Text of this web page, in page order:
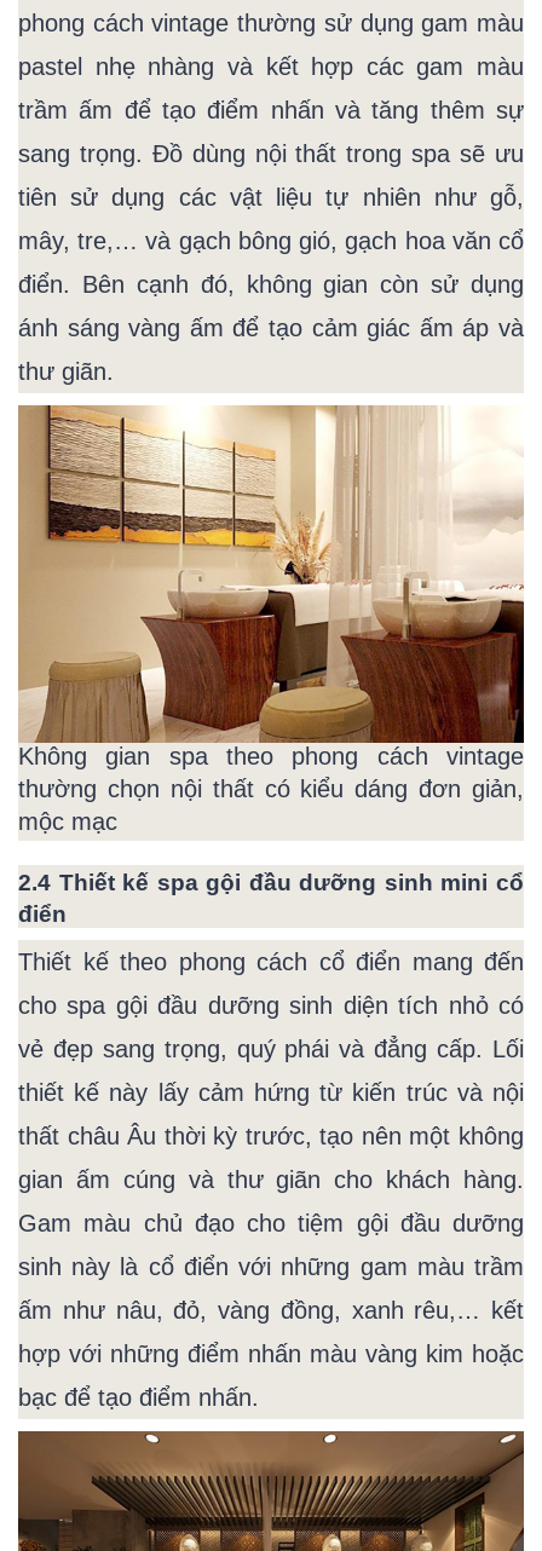
phong cách vintage thường sử dụng gam màu
pastel nhẹ nhàng và kết hợp các gam màu
trầm ấm để tạo điểm nhấn và tăng thêm sự
sang trọng. Đồ dùng nội thất trong spa sẽ ưu
tiên sử dụng các vật liệu tự nhiên như gỗ,
mây, tre,… và gạch bông gió, gạch hoa văn cổ
điển. Bên cạnh đó, không gian còn sử dụng
ánh sáng vàng ấm để tạo cảm giác ấm áp và
thư giãn.
Không gian spa theo phong cách vintage
thường chọn nội thất có kiểu dáng đơn giản,
mộc mạc
2.4 Thiết kế spa gội đầu dưỡng sinh mini cổ
điển
Thiết kế theo phong cách cổ điển mang đến
cho spa gội đầu dưỡng sinh diện tích nhỏ có
vẻ đẹp sang trọng, quý phái và đẳng cấp. Lối
thiết kế này lấy cảm hứng từ kiến trúc và nội
thất châu Âu thời kỳ trước, tạo nên một không
gian ấm cúng và thư giãn cho khách hàng.
Gam màu chủ đạo cho tiệm gội đầu dưỡng
sinh này là cổ điển với những gam màu trầm
ấm như nâu, đỏ, vàng đồng, xanh rêu,… kết
hợp với những điểm nhấn màu vàng kim hoặc
bạc để tạo điểm nhấn.